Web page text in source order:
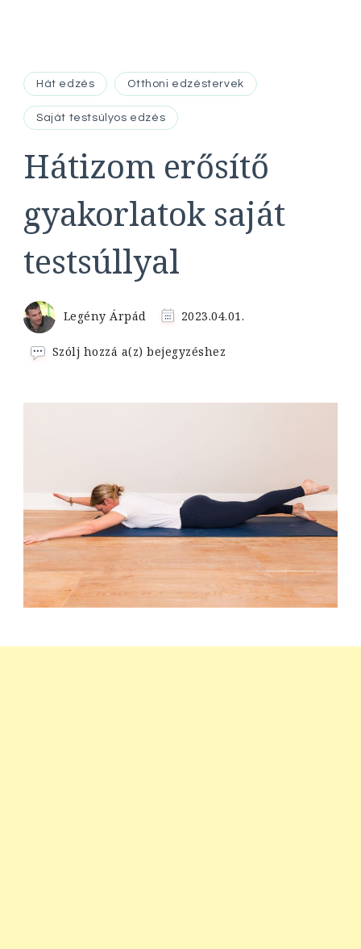
Hát edzés Otthoni edzéstervek
Saját testsúlyos edzés
Hátizom erősítő
gyakorlatok saját
testsúllyal
Legény Árpád 2023.04.01.
Szólj hozzá a(z)Hátizom
saját
bejegyzéshez